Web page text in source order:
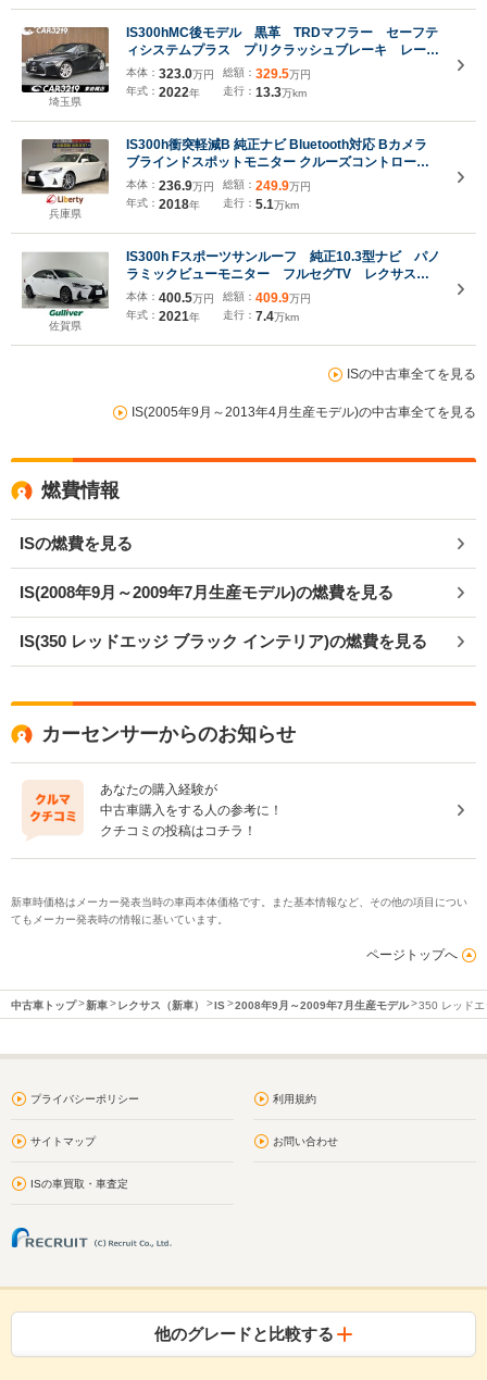
埼玉県
IS300hMC後モデル 黒革 TRDマフラー セーフテ
ィシステムプラス プリクラッシュブレーキ レーダ
ークルーズ レーンキープ ブラインドスポット
LEDヘッドライト 純正ナビ フルセグ バックカメ
本体： 323.0万円
年式： 2022年
総額： 329.5万円
走行： 13.3万km
兵庫県
IS300h衝突軽減B 純正ナビ Bluetooth対応 Bカメラ
ブラインドスポットモニター クルーズコントロール
革巻きステアリング LEDヘッドライト スマートキー
プッシュスタート 前席シートヒーター 純正アルミホ
本体： 236.9万円
年式： 2018年
総額： 249.9万円
走行： 5.1万km
佐賀県
IS300h Fスポーツサンルーフ 純正10.3型ナビ パノ
ラミックビューモニター フルセグTV レクサスセ
ーフティシステム プリクラッシュセーフティ レー
ダークルーズコントロール レーントレーシングアシ
スト ETC2.0 レザーシート
本体： 400.5万円
年式： 2021年
総額： 409.9万円
走行： 7.4万km
ISの中古車全てを見る
IS(2005年9月～2013年4月生産モデル)の中古車全てを見る
燃費情報
ISの燃費を見る
IS(2008年9月～2009年7月生産モデル)の燃費を見る
IS(350 レッドエッジ ブラック インテリア)の燃費を見る
カーセンサーからのお知らせ
あなたの購入経験が
中古車購入をする人の参考に！
クチコミの投稿はコチラ！
新車時価格はメーカー発表当時の車両本体価格です。また基本情報など、その他の項目につい
てもメーカー発表時の情報に基いています。
ページトップへ
他のグレードと比較する
中古車トップ 新車 レクサス（新車） IS 2008年9月～2009年7月生産モデル 350 レッドエ
プライバシーポリシー 利用規約
サイトマップ お問い合わせ
ISの車買取・車査定